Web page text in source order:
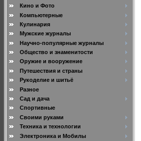
Кино и Фото
Компьютерные
Кулинария
Мужские журналы
Научно-популярные журналы
Общество и знаменитости
Оружие и вооружение
Путешествия и страны
Рукоделие и шитьё
Разное
Сад и дача
Спортивные
Своими руками
Техника и технологии
Электроника и Мобилы